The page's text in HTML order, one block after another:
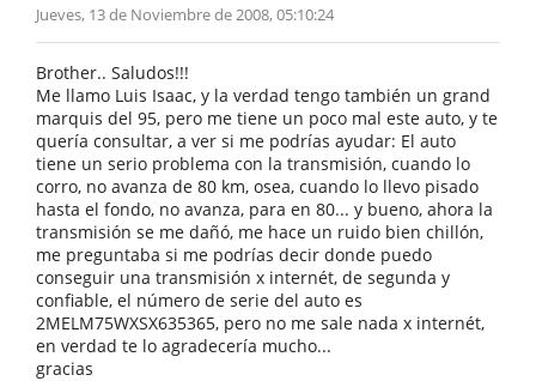
Jueves, 13 de Noviembre de 2008, 05:10:24
Brother.. Saludos!!!
Me llamo Luis Isaac, y la verdad tengo también un grand
marquis del 95, pero me tiene un poco mal este auto, y te
quería consultar, a ver si me podrías ayudar: El auto
tiene un serio problema con la transmisión, cuando lo
corro, no avanza de 80 km, osea, cuando lo llevo pisado
hasta el fondo, no avanza, para en 80... y bueno, ahora la
transmisión se me dañó, me hace un ruido bien chillón,
me preguntaba si me podrías decir donde puedo
conseguir una transmisión x internét, de segunda y
confiable, el número de serie del auto es
2MELM75WXSX635365, pero no me sale nada x internét,
en verdad te lo agradecería mucho...
gracias